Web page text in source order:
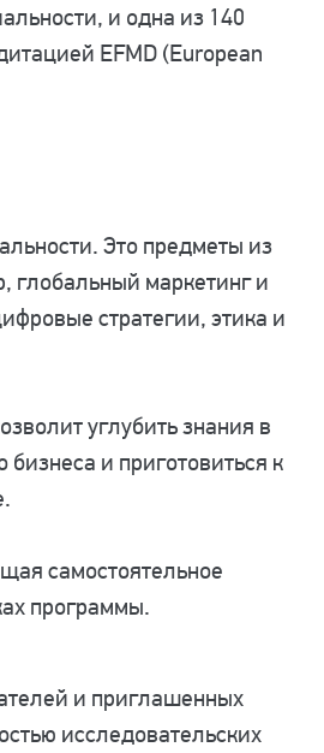
и одна из 140
EFMD (European
Это предметы из
глобальный маркетинг и
стратегии, этика и
углубить знания в
и приготовиться к
самостоятельное
программы.
и приглашенных
исследовательских